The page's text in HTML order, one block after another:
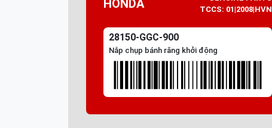
HONDA
TCCS: 01|2008|HVN
28150-GGC-900
Nắp chụp bánh răng khởi động